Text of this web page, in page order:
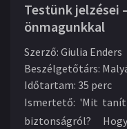
Testünk jelzései
önmagunkkal
Szerző: Giulia Enders
Beszélgetőtárs:
Időtartam: 35 perc
Ismertető: 'Mit
biztonságról?